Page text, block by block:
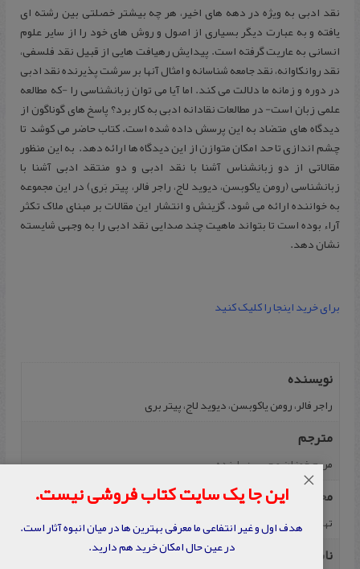
نقد ادبی به ویژه در دهه های اخیر، هر چه بیشتر خصلتی بین رشته ای
یافته و به عبارت دیگر بسیاری از اصول و روش های خود را از سایر علوم
انسانی به عاریت گرفته است. پیدایش رهیافت هایی از قبیل نقد فلسفی،
نقد روانکاوانه، نقد جامعه شناسانه و امثال آنها بر سرشت پذیرنده نقد ادبی
در دوره و زمانه ما دلالت می کند. اما آیا می توان زبانشناسی را -که مطالعه
علمی زبان است- در مطالعات نقادانه ادبی به کار برد؟ پاسخ های گوناگون از
دیدگاه های متضاد به این پرسش داده شده است. کتاب حاضر می کوشد تا
چشم اندازی تا حد امکان متوازن از این دیدگاه ها ارائه دهد. به این منظور
مقالاتی از دو زبانشناس آشنا با نقد ادبی و دو منتقد ادبی آشنا با
زبانشناسی (رومن یاکوبسن، دیوید لاج، راجر فالر، پیتر بَری) در این مجموعه
به خواننده ارائه می شود. گزینش و انتشار این مقالات بر مبنای ملاک تکثر
آراء بوده است تا بتواند ماهیت چند صدایی نقد ادبی را به وجهی شایسته
نشان دهد.
برای خرید اینجا را کلیک کنید
نویسنده
راجر فالر، رومن یاکوبسن، دیوید لاج، پیتر بری
مترجم
مریم خوزان و حسین پاینده
محل نشر
تهران
ناشر
این جا یک سایت کتاب فروشی نیست.
هدف اول و غیر انتفاعی ما معرفی بهترین ها در میان انبوه آثار است.
در عین حال امکان خرید هم دارید.
×